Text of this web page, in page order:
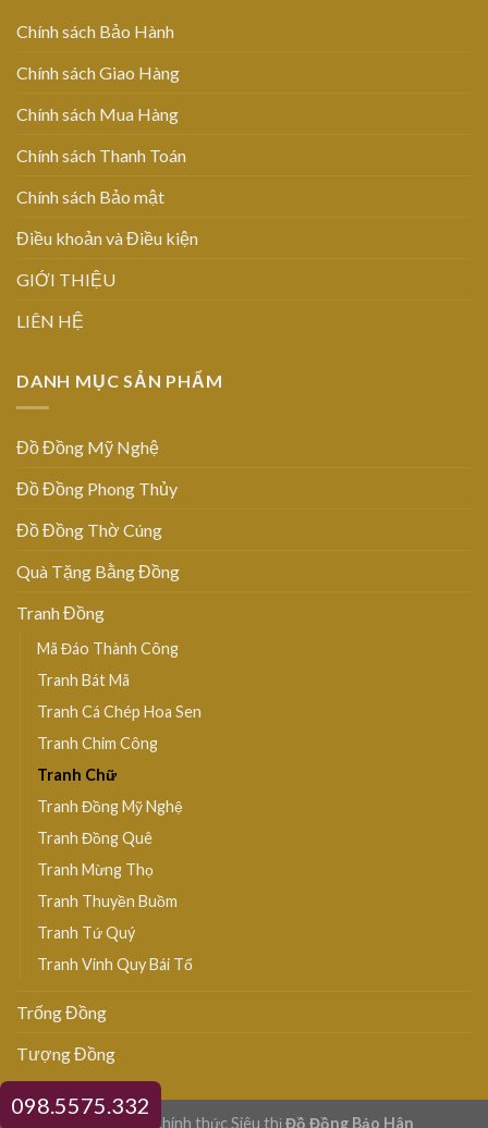
098.5575.332
Chính sách Bảo Hành
Chính sách Giao Hàng
Chính sách Mua Hàng
Chính sách Thanh Toán
Chính sách Bảo mật
Điều khoản và Điều kiện
GIỚI THIỆU
LIÊN HỆ
DANH MỤC SẢN PHẨM
Đồ Đồng Mỹ Nghệ
Đồ Đồng Phong Thủy
Đồ Đồng Thờ Cúng
Quà Tặng Bằng Đồng
Tranh Đồng
Mã Đáo Thành Công
Tranh Bát Mã
Tranh Cá Chép Hoa Sen
Tranh Chim Công
Tranh Chữ
Tranh Đồng Mỹ Nghệ
Tranh Đồng Quê
Tranh Mừng Thọ
Tranh Thuyền Buồm
Tranh Tứ Quý
Tranh Vinh Quy Bái Tổ
Trống Đồng
Tượng Đồng
© Website chính thức Siêu thị Đồ Đồng Bảo Hân